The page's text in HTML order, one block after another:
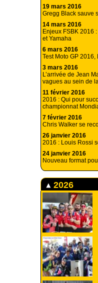
19 mars 2016
Gregg Black sauve
14 mars 2016
Enjeux FSBK 2016
et Yamaha
6 mars 2016
Test Moto GP 2016,
3 mars 2016
L’arrivée de Jean
vagues au sein de
11 février 2016
2016 : Qui pour
championnat
7 février 2016
Chris Walker se
26 janvier 2016
2016 : Louis Rossi
24 janvier 2016
Nouveau format
2026